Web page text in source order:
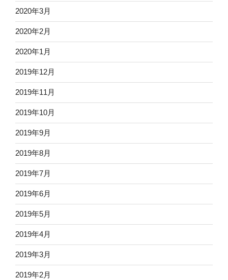
2020年3月
2020年2月
2020年1月
2019年12月
2019年11月
2019年10月
2019年9月
2019年8月
2019年7月
2019年6月
2019年5月
2019年4月
2019年3月
2019年2月